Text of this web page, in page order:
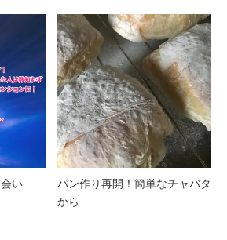
い
パン作り再開！簡単なチャバタ
から